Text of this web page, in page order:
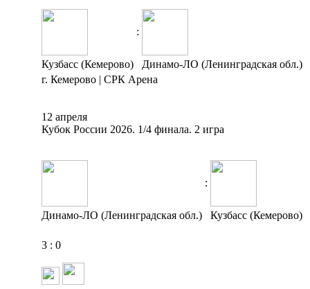
:
Кузбасс (Кемерово)
Динамо-ЛО (Ленинградская обл.)
г. Кемерово | СРК Арена
12 апреля
Кубок России 2026. 1/4 финала. 2 игра
:
Динамо-ЛО (Ленинградская обл.) Кузбасс (Кемерово)
3 : 0